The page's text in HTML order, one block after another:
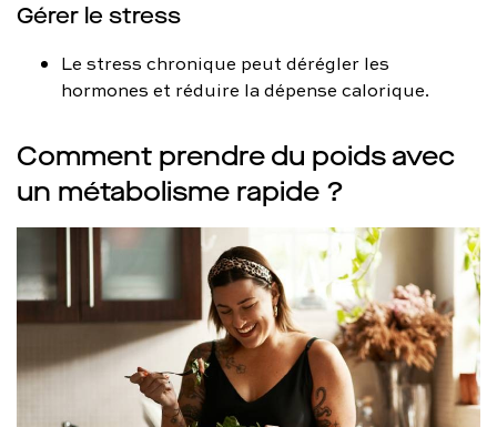
Gérer le stress
Le stress chronique peut dérégler les
hormones et réduire la dépense calorique.
Comment prendre du poids avec
un métabolisme rapide ?